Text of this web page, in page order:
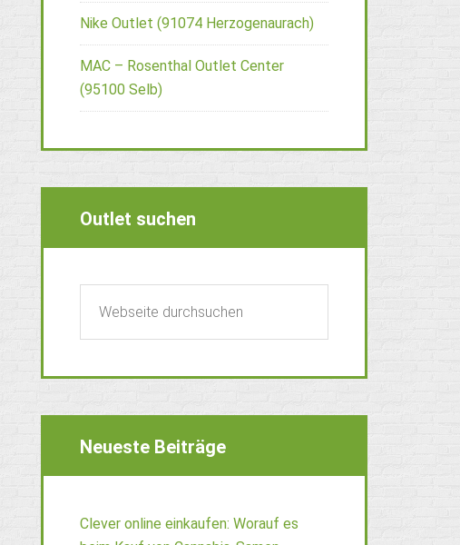
Nike Outlet (91074 Herzogenaurach)
MAC – Rosenthal Outlet Center
(95100 Selb)
Outlet suchen
Neueste Beiträge
Clever online einkaufen: Worauf es